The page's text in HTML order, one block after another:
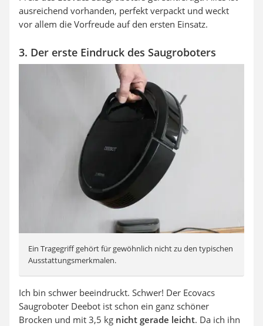
ausreichend vorhanden, perfekt verpackt und weckt
vor allem die Vorfreude auf den ersten Einsatz.
3. Der erste Eindruck des Saugroboters
Ein Tragegriff gehört für gewöhnlich nicht zu den typischen
Ausstattungsmerkmalen.
Ich bin schwer beeindruckt. Schwer! Der Ecovacs
Saugroboter Deebot ist schon ein ganz schöner
Brocken und mit 3,5 kg nicht gerade leicht. Da ich ihn